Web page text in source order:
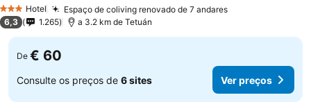
3 EstrelasHotel Espaço de coliving renovado de 7 andaresVer preços
6,3 1.265 a 3.2 km de Tetuán
De € 60
Consulte os preços de 6 sites Ver preços